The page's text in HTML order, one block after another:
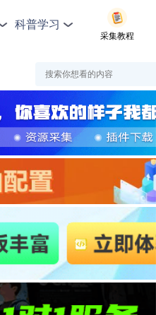
科普学习
采集教程